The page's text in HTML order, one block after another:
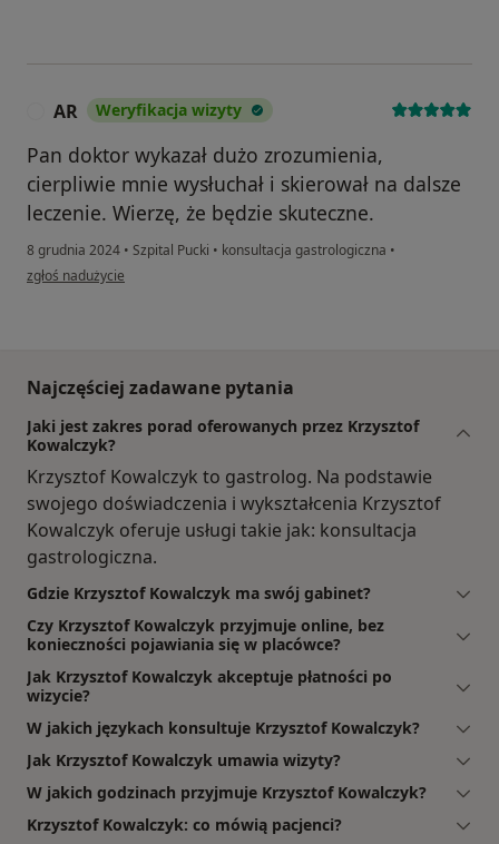
AR Weryfikacja wizyty
Pan doktor wykazał dużo zrozumienia,
cierpliwie mnie wysłuchał i skierował na dalsze
leczenie. Wierzę, że będzie skuteczne.
8 grudnia 2024 • Szpital Pucki • konsultacja gastrologiczna •
w opinii użytkownika AR
zgłoś nadużycie
Najczęściej zadawane pytania
Jaki jest zakres porad oferowanych przez Krzysztof
Kowalczyk?
Krzysztof Kowalczyk to gastrolog. Na podstawie
swojego doświadczenia i wykształcenia Krzysztof
Kowalczyk oferuje usługi takie jak: konsultacja
gastrologiczna.
Gdzie Krzysztof Kowalczyk ma swój gabinet?
Czy Krzysztof Kowalczyk przyjmuje online, bez
konieczności pojawiania się w placówce?
Jak Krzysztof Kowalczyk akceptuje płatności po
wizycie?
W jakich językach konsultuje Krzysztof Kowalczyk?
Jak Krzysztof Kowalczyk umawia wizyty?
W jakich godzinach przyjmuje Krzysztof Kowalczyk?
Krzysztof Kowalczyk: co mówią pacjenci?